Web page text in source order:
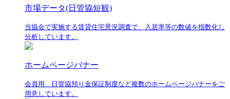
市場データ(日管協短観)
当協会で実施する賃貸住宅景況調査で、入居率等の数値を指数化し
分析しています。
ホームページバナー
会員用、日管協預り金保証制度など複数のホームページバナーをご
用意しています。